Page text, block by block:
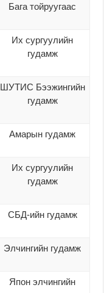
Бага тойруугаас
Их сургуулийн
гудамж
ШУТИС Бээжингийн
гудамж
Амарын гудамж
Их сургуулийн
гудамж
СБД-ийн гудамж
Элчингийн гудамж
Япон элчингийн